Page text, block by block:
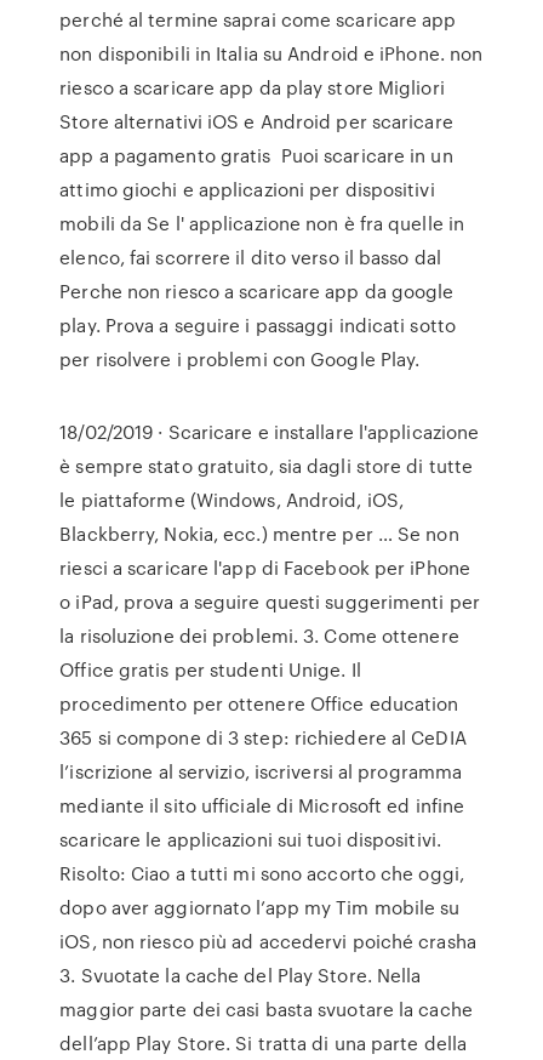
perché al termine saprai come scaricare app
non disponibili in Italia su Android e iPhone. non
riesco a scaricare app da play store Migliori
Store alternativi iOS e Android per scaricare
app a pagamento gratis Puoi scaricare in un
attimo giochi e applicazioni per dispositivi
mobili da Se l' applicazione non è fra quelle in
elenco, fai scorrere il dito verso il basso dal
Perche non riesco a scaricare app da google
play. Prova a seguire i passaggi indicati sotto
per risolvere i problemi con Google Play.
18/02/2019 · Scaricare e installare l'applicazione
è sempre stato gratuito, sia dagli store di tutte
le piattaforme (Windows, Android, iOS,
Blackberry, Nokia, ecc.) mentre per … Se non
riesci a scaricare l'app di Facebook per iPhone
o iPad, prova a seguire questi suggerimenti per
la risoluzione dei problemi. 3. Come ottenere
Office gratis per studenti Unige. Il
procedimento per ottenere Office education
365 si compone di 3 step: richiedere al CeDIA
l’iscrizione al servizio, iscriversi al programma
mediante il sito ufficiale di Microsoft ed infine
scaricare le applicazioni sui tuoi dispositivi.
Risolto: Ciao a tutti mi sono accorto che oggi,
dopo aver aggiornato l’app my Tim mobile su
iOS, non riesco più ad accedervi poiché crasha
3. Svuotate la cache del Play Store. Nella
maggior parte dei casi basta svuotare la cache
dell’app Play Store. Si tratta di una parte della